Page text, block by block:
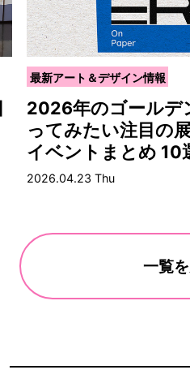
最新アート＆デザイン情報
2026年のゴールデ
ってみたい注目の
イベントまとめ 10
2026.04.23 Thu
一覧